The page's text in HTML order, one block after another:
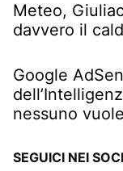
Meteo,
davvero il
Google
nessuno
SEGUICI NEI